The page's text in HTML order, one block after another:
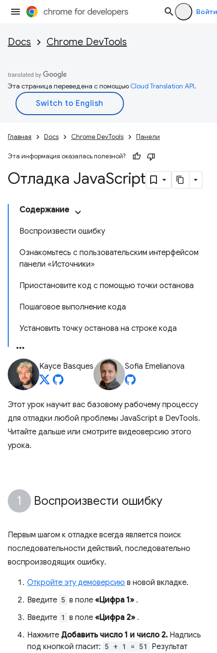
Войти
Docs Chrome DevTools
Эта страница переведена с помощьюCloud Translation API.
Главная Docs Chrome DevTools Панели
Эта информация оказалась полезной?
Отладка JavaScript
Содержание
Воспроизвести ошибку
Ознакомьтесь с пользовательским интерфейсом
панели «Источники»
Приостановите код с помощью точки останова
Пошаговое выполнение кода
Установить точку останова на строке кода
Kayce Basques Sofia Emelianova
Этот урок научит вас базовому рабочему процессу
для отладки любой проблемы JavaScript в DevTools.
Читайте дальше или смотрите видеоверсию этого
урока.
Воспроизвести ошибку
Первым шагом к отладке всегда является поиск
последовательности действий, последовательно
воспроизводящих ошибку.
Откройте эту демоверсию в новой вкладке.
Введите 5 в поле «Цифра 1» .
Введите 1 в поле «Цифра 2» .
Нажмите Добавить число 1 и число 2. Надпись
под кнопкой гласит: 5 + 1 = 51
Результат